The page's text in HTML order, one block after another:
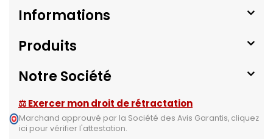
Informations
Produits
Notre Société
⚖ Exercer mon droit de rétractation
Marchand approuvé par la Société des Avis Garantis, cliquez
ici pour vérifier l'attestation.